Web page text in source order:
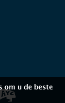
om u de beste